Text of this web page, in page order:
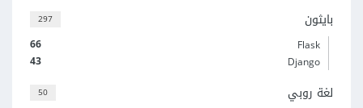
297 بايثون
66
Flask
43
Django
50 لغة روبي